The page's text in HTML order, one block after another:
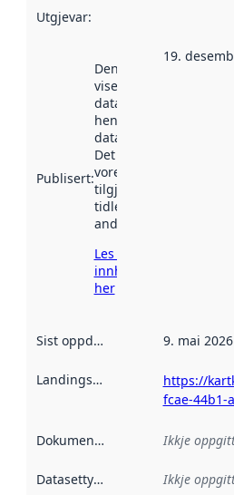
Utgjevar:
Publisert:
Denne datoen
viser når
datasettet vart
henta inn av
data.norge.no.
Det kan ha
vore
tilgjengeleg
tidlegare
andre stader.
Les meir om
innhenting
her
19.
Sist oppdatert 9. mai 2026
Landingsside
https://
fcae-44b1-
Dokumentasjon Ikkje
Datasettype Ikkje